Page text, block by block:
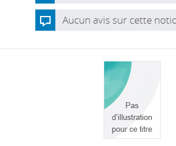
Aucun avis sur cette